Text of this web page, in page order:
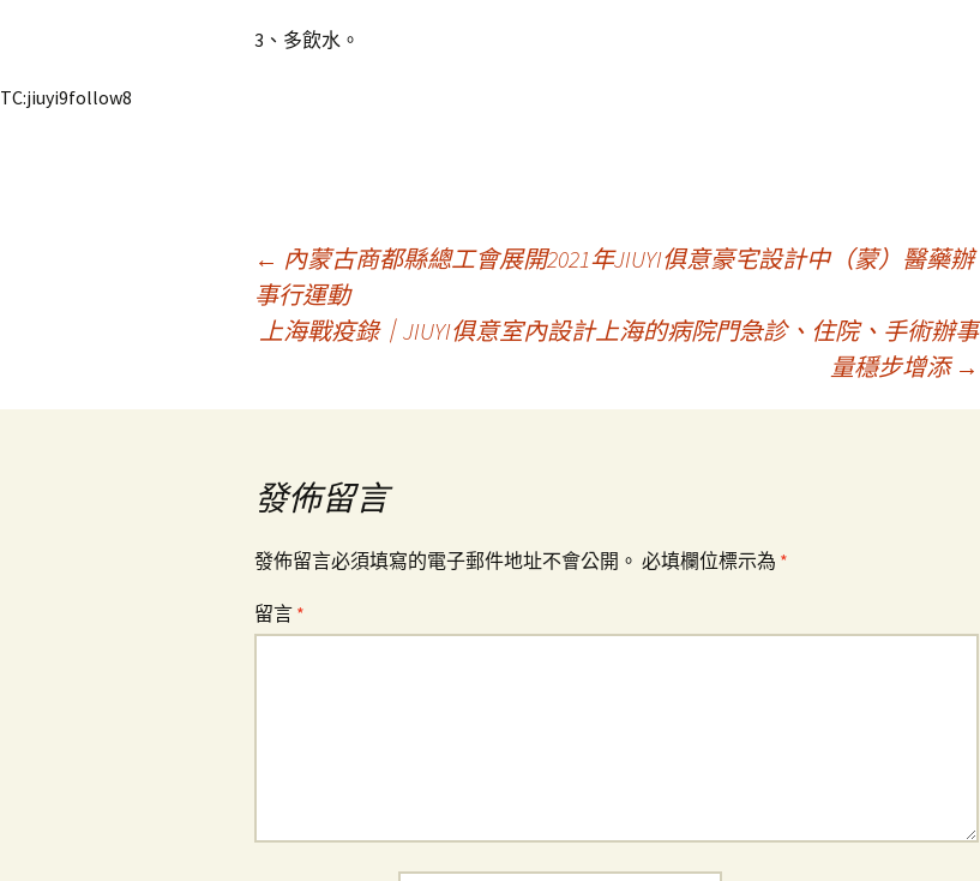
3、多飲水。
TC:jiuyi9follow8
導
← 內蒙古商都縣總工會展開2021年JIUYI俱意豪宅設計中（蒙）醫藥辦
事行運動
上海戰疫錄｜JIUYI俱意室內設計上海的病院門急診、住院、手術辦事
量穩步增添 →
發佈留言
發佈留言必須填寫的電子郵件地址不會公開。 必填欄位標示為 *
留言 *